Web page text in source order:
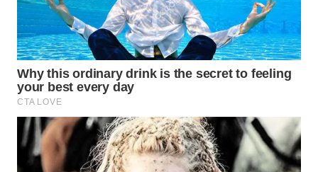
WAHANA
TRAVEL
WAHANA
TV
ID
WAHANANEWS